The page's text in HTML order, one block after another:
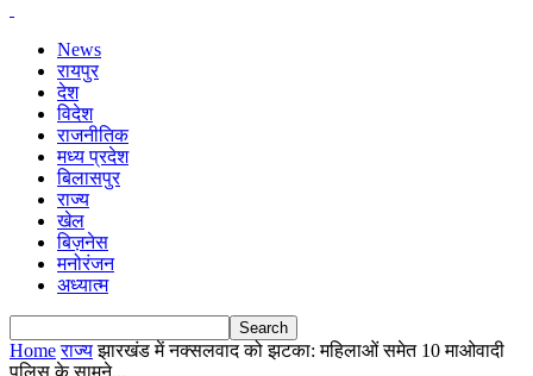
News
रायपुर
देश
विदेश
राजनीतिक
मध्य प्रदेश
बिलासपुर
राज्य
खेल
बिज़नेस
मनोरंजन
अध्यात्म
Home राज्य झारखंड में नक्सलवाद को झटका: महिलाओं समेत 10 माओवादी
पुलिस के सामने...